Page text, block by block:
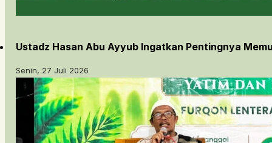
Ustadz Hasan Abu Ayyub Ingatkan Pentingnya
Senin, 27 Juli 2026